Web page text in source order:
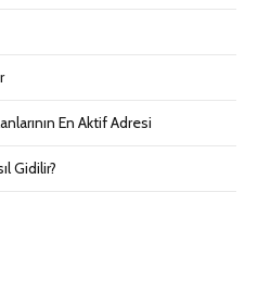
En Aktif Adresi
Gidilir?